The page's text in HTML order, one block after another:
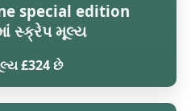
special edition
સ્ક્રેપ મૂલ્ય
£324 છે